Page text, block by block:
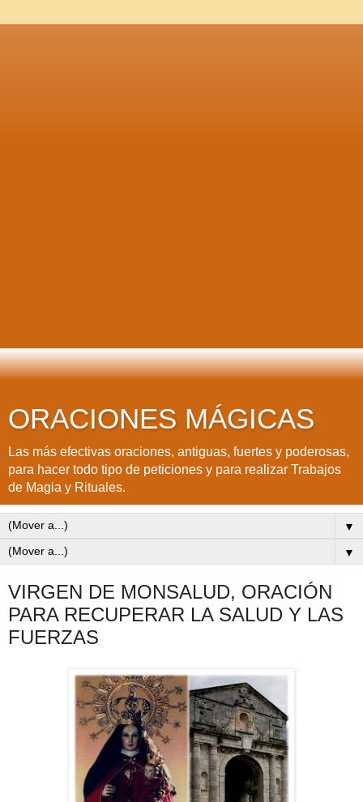
ORACIONES MÁGICAS
Las más efectivas oraciones, antiguas, fuertes y poderosas,
para hacer todo tipo de peticiones y para realizar Trabajos
de Magia y Rituales.
▼
▼
VIRGEN DE MONSALUD, ORACIÓN
PARA RECUPERAR LA SALUD Y LAS
FUERZAS